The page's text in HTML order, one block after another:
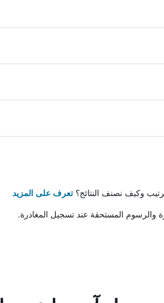
وكيف نصنف النتائج؟ تعرف على المزيد
والرسوم المستحقة عند تسجيل المغادرة.